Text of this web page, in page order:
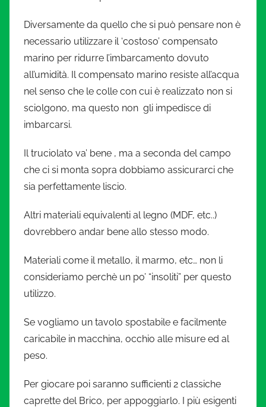
Diversamente da quello che si può pensare non è
necessario utilizzare il ‘costoso’ compensato
marino per ridurre l’imbarcamento dovuto
all’umidità. Il compensato marino resiste all’acqua
nel senso che le colle con cui è realizzato non si
sciolgono, ma questo non gli impedisce di
imbarcarsi.
Il truciolato va’ bene , ma a seconda del campo
che ci si monta sopra dobbiamo assicurarci che
sia perfettamente liscio.
Altri materiali equivalenti al legno (MDF, etc..)
dovrebbero andar bene allo stesso modo.
Materiali come il metallo, il marmo, etc… non li
consideriamo perchè un po’ “insoliti” per questo
utilizzo.
Se vogliamo un tavolo spostabile e facilmente
caricabile in macchina, occhio alle misure ed al
peso.
Per giocare poi saranno sufficienti 2 classiche
caprette del Brico, per appoggiarlo. I più esigenti